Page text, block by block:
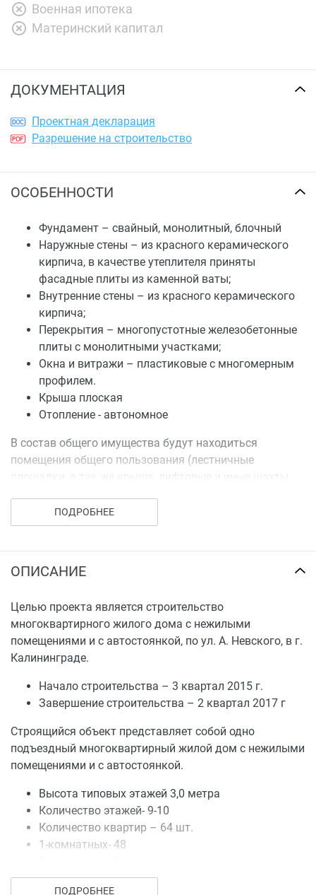
Военная ипотека
Материнский капитал
ДОКУМЕНТАЦИЯ
Проектная декларация
Разрешение на строительство
ОСОБЕННОСТИ
Фундамент – свайный, монолитный, блочный
Наружные стены – из красного керамического
кирпича, в качестве утеплителя приняты
фасадные плиты из каменной ваты;
Внутренние стены – из красного керамического
кирпича;
Перекрытия – многопустотные железобетонные
плиты с монолитными участками;
Окна и витражи – пластиковые с многомерным
профилем.
Крыша плоская
Отопление - автономное
В состав общего имущества будут находиться
помещения общего пользования (лестничные
площадки, а так же крыша, лифтовые и иные шахты,
данного дома, земельный участок на котором
находится данный дом, с элементами озеленения и
каждого собственника в общем имуществе
помещений, приобретаемых в собственность.
Фактическая доля будет определена после
изготовления технического паспорта дома.
ПОДРОБНЕЕ
ОПИСАНИЕ
Целью проекта является строительство
многоквартирного жилого дома с нежилыми
помещениями и с автостоянкой, по ул. А. Невского, в г.
Калининграде.
Начало строительства – 3 квартал 2015 г.
Завершение строительства – 2 квартал 2017 г
Строящийся объект представляет собой одно
подъездный многоквартирный жилой дом с нежилыми
помещениями и с автостоянкой.
Высота типовых этажей 3,0 метра
Количество этажей- 9-10
Количество квартир – 64 шт.
1-комнатных- 48
3-комнатных-8
ПОДРОБНЕЕ